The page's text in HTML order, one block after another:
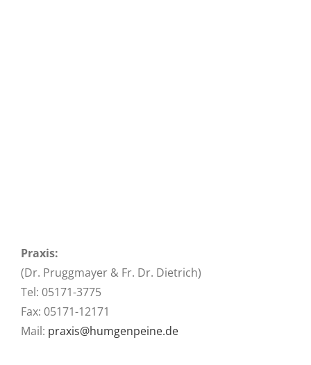
Praxis:
(Dr. Pruggmayer & Fr. Dr. Dietrich)
Tel: 05171-3775
Fax: 05171-12171
Mail: praxis@humgenpeine.de